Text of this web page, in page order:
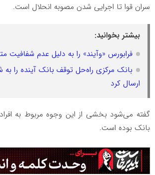
سران قوا تا اجرایی شدن مصوبه انحلال است.
بیشتر بخوانید:
فرابورس «وآیند» را به دلیل عدم شفافیت
بانک مرکزی راه‌حل توقف بانک آینده را به
ارسال کرد
گفته می‌شود بخشی از این وجوه مربوط به افراد
بانک بوده است.